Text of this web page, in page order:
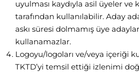
uyulması kaydıyla asil üyeler ve
tarafından kullanılabilir. Aday
askı süresi dolmamış üye
kullanamazlar.
Logoyu/logoları ve/veya içeriği
TKTD’yi temsil ettiği izlenimi